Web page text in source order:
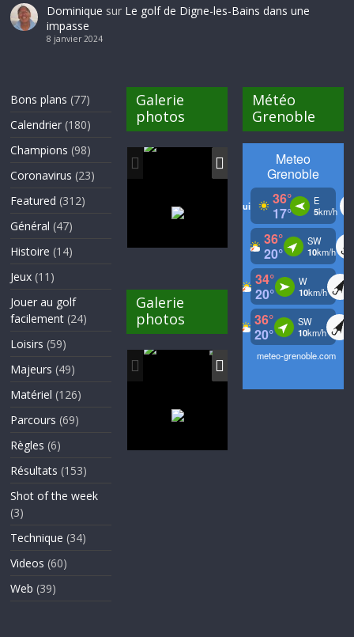
Dominique sur Le golf de Digne-les-Bains dans une
impasse
8 janvier 2024
Bons plans (77)
Calendrier (180)
Champions (98)
Coronavirus (23)
Featured (312)
Général (47)
Histoire (14)
Jeux (11)
Jouer au golf
facilement (24)
Loisirs (59)
Majeurs (49)
Matériel (126)
Parcours (69)
Règles (6)
Résultats (153)
Shot of the week
(3)
Technique (34)
Videos (60)
Web (39)
Galerie
photos
Galerie
photos
Météo
Grenoble